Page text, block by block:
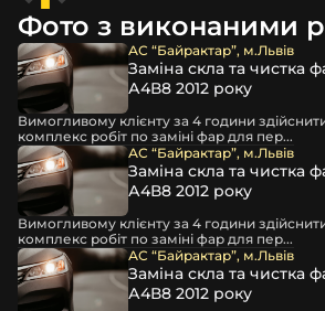
повітрям – і все це повноцінно
час перевезення та цілком прибирає
пошкодження товару внаслідок
час транспортування поштою.
Детальніше про доставку…
Комплектація товару виробника та
товару можуть відрізнятися від
представлених на сайті.
Якщо ви шукаєте такі послуги, як
розпакування та перепакування фар,
ремонт фар, заміна лінз Xenon LED
корпусу та кріплення фари,
коригування, діагностика та
Фото з виконаними
АС “Байрактар”, м.Львів
Заміна скла та чистка
А4В8 2012 року
Вимогливому клієнту за 4 години
комплекс робіт по заміні фар для пер...
АС “Байрактар”, м.Львів
Заміна скла та чистка
А4В8 2012 року
Вимогливому клієнту за 4 години
комплекс робіт по заміні фар для пер...
АС “Байрактар”, м.Львів
Заміна скла та чистка
А4В8 2012 року